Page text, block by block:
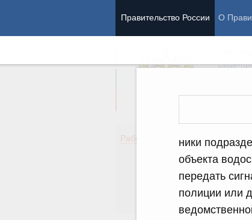
Правительство России О
ники
объекта
передать
полиции или
Вице-
Работа Правительства